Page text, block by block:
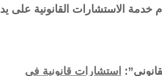
خدمة الاستشارات القانونية على يد
استشارات قانونية في